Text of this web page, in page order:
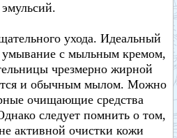
ухода. Идеальный
с мыльным кремом,
чрезмерно жирной
и обычным мылом. Можно
очищающие средства
следует помнить о том,
активной очистки кожи